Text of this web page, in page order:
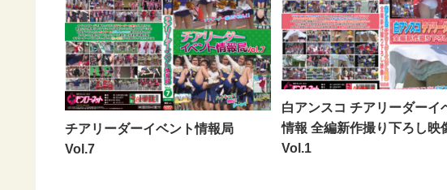
チアリーダーイベント情報局
Vol.7
白アンスコ チアリーダーイ
情報 全編新作撮り下ろし映
Vol.1